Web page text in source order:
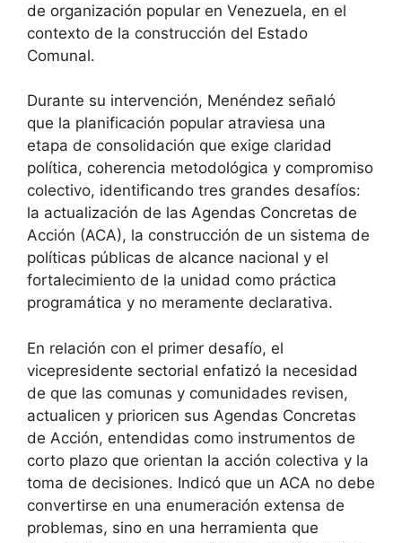
de organización popular en Venezuela, en el
contexto de la construcción del Estado
Comunal.
Durante su intervención, Menéndez señaló
que la planificación popular atraviesa una
etapa de consolidación que exige claridad
política, coherencia metodológica y compromiso
colectivo, identificando tres grandes desafíos:
la actualización de las Agendas Concretas de
Acción (ACA), la construcción de un sistema de
políticas públicas de alcance nacional y el
fortalecimiento de la unidad como práctica
programática y no meramente declarativa.
En relación con el primer desafío, el
vicepresidente sectorial enfatizó la necesidad
de que las comunas y comunidades revisen,
actualicen y prioricen sus Agendas Concretas
de Acción, entendidas como instrumentos de
corto plazo que orientan la acción colectiva y la
toma de decisiones. Indicó que un ACA no debe
convertirse en una enumeración extensa de
problemas, sino en una herramienta que